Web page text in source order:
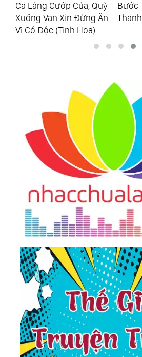
Bước Tổn Hại Một Đời
Thanh Danh (Tinh Hoa)
Chín